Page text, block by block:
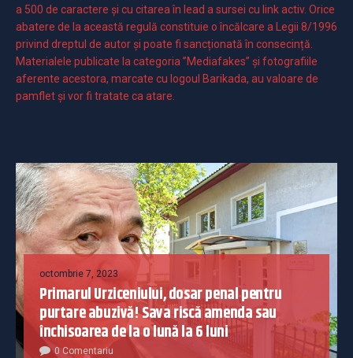
a 500 de caractere şi cu citarea în lead a sursei cu link activ. Orice
abatere de la această regulă constituie o încălcare a Legii 8/1996
privind dreptul de autor și poate fi sancționată în consecință.
Materialele publicate la categoria ”Mediafakes” și fotografiile
aferente acestora, marcate cu logoul Barikada, au valoare de
pamflet și vor fi tratate ca atare.
octombrie 7, 2023
Primarul Urziceniului, dosar penal pentru
purtare abuzivă! Sava riscă amenda sau
închisoarea de la o lună la 6 luni
0 Comentariu